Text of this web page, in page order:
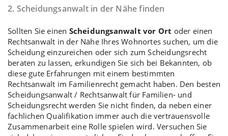
2. Scheidungsanwalt in der Nähe finden
Sollten Sie einen Scheidungsanwalt vor Ort oder einen
Rechtsanwalt in der Nähe Ihres Wohnortes suchen, um die
Scheidung einzureichen oder sich zum Scheidungsrecht
beraten zu lassen, erkundigen Sie sich bei Bekannten, ob
diese gute Erfahrungen mit einem bestimmten
Rechtsanwalt im Familienrecht gemacht haben. Den besten
Scheidungsanwalt / Rechtsanwalt für Familien- und
Scheidungsrecht werden Sie nicht finden, da neben einer
fachlichen Qualifikation immer auch die vertrauensvolle
Zusammenarbeit eine Rolle spielen wird. Versuchen Sie